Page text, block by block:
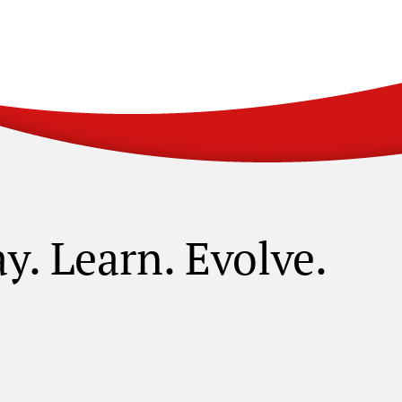
Learn. Evolve.